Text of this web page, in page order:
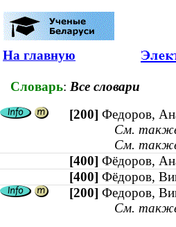
На главную
Словарь: Все словари
[200] Федоров,
См.
См. также
[400] Фёдоров,
[400] Фёдоров,
[200] Федоров,
См.